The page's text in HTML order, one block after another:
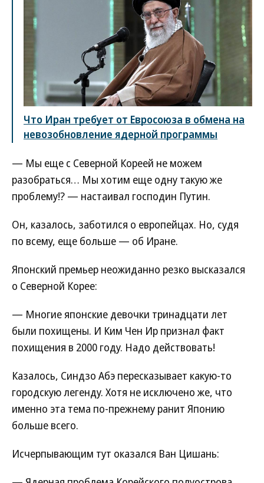
Что Иран требует от Евросоюза в обмена на
невозобновление ядерной программы
— Мы еще с Северной Кореей не можем
разобраться… Мы хотим еще одну такую же
проблему!? — настаивал господин Путин.
Он, казалось, заботился о европейцах. Но, судя
по всему, еще больше — об Иране.
Японский премьер неожиданно резко высказался
о Северной Корее:
— Многие японские девочки тринадцати лет
были похищены. И Ким Чен Ир признал факт
похищения в 2000 году. Надо действовать!
Казалось, Синдзо Абэ пересказывает какую-то
городскую легенду. Хотя не исключено же, что
именно эта тема по-прежнему ранит Японию
больше всего.
Исчерпывающим тут оказался Ван Цишань: